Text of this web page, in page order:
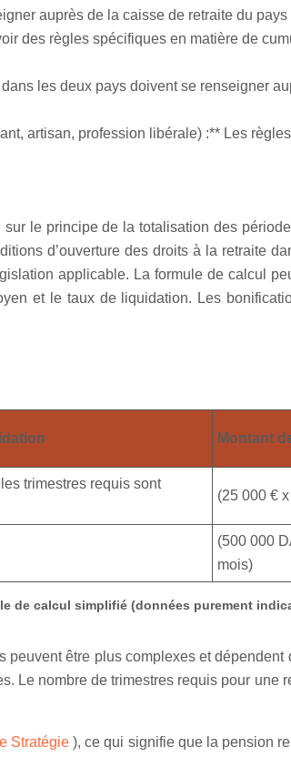
auprès de la caisse de retraite du pays
des règles spécifiques en matière de
les deux pays doivent se renseigner
artisan, profession libérale) :** Les
le principe de la totalisation des
d’ouverture des droits à la retraite
applicable. La formule de calcul
et le taux de liquidation. Les
de calcul simplifié (données purement
Montant
trimestres requis sont
(25 000 €
(500 000
mois)
être plus complexes et
Le nombre de trimestres requis pour une
Stratégie), ce qui signifie que la pension